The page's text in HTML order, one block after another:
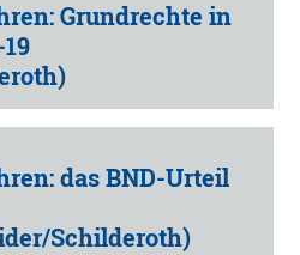
Grundrechte in
das BND-Urteil
Schilderoth)